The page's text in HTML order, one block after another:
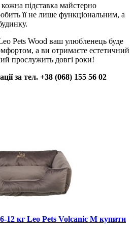
підставка майстерно
її не лише функціональним, а
Pets Wood ваш улюбленець буде
а ви отримаєте естетичний
прослужить довгі роки!
за тел. +38 (068) 155 56 02
12 кг Leo Pets Volcanic M купити